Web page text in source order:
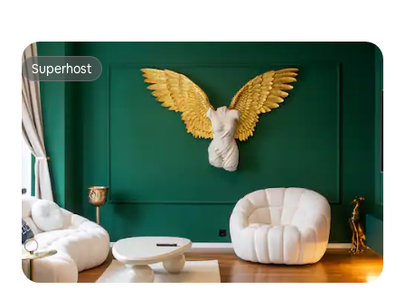
Superhost
Superhost